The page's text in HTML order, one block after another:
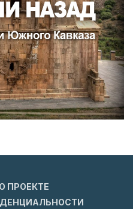
О ПРОЕКТЕ